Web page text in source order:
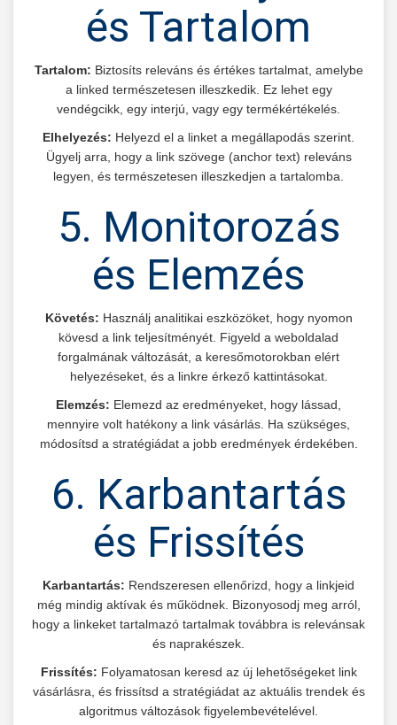
és Tartalom
Tartalom: Biztosíts releváns és értékes tartalmat, amelybe
a linked természetesen illeszkedik. Ez lehet egy
vendégcikk, egy interjú, vagy egy termékértékelés.
Elhelyezés: Helyezd el a linket a megállapodás szerint.
Ügyelj arra, hogy a link szövege (anchor text) releváns
legyen, és természetesen illeszkedjen a tartalomba.
5. Monitorozás
és Elemzés
Követés: Használj analitikai eszközöket, hogy nyomon
kövesd a link teljesítményét. Figyeld a weboldalad
forgalmának változását, a keresőmotorokban elért
helyezéseket, és a linkre érkező kattintásokat.
Elemzés: Elemezd az eredményeket, hogy lássad,
mennyire volt hatékony a link vásárlás. Ha szükséges,
módosítsd a stratégiádat a jobb eredmények érdekében.
6. Karbantartás
és Frissítés
Karbantartás: Rendszeresen ellenőrizd, hogy a linkjeid
még mindig aktívak és működnek. Bizonyosodj meg arról,
hogy a linkeket tartalmazó tartalmak továbbra is relevánsak
és naprakészek.
Frissítés: Folyamatosan keresd az új lehetőségeket link
vásárlásra, és frissítsd a stratégiádat az aktuális trendek és
algoritmus változások figyelembevételével.